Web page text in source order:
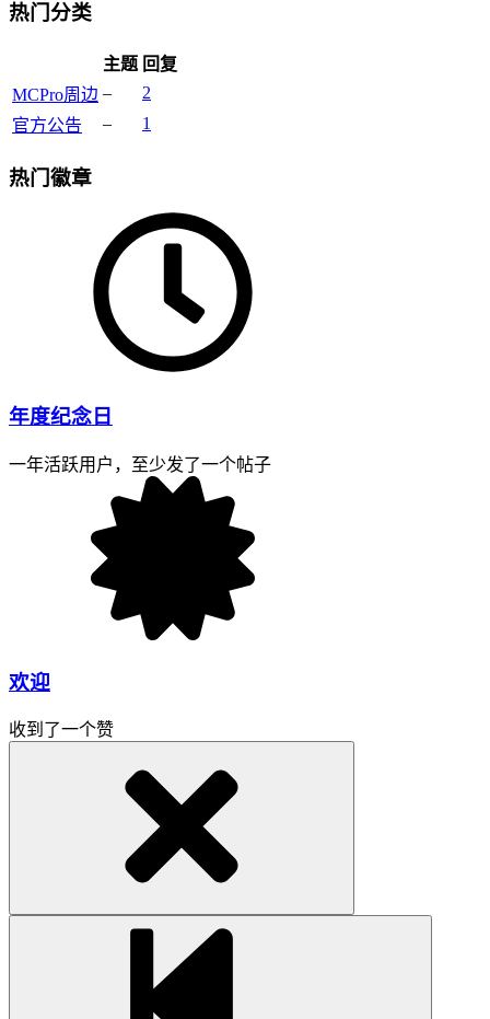
热门分类
主题 回复
MCPro周边 –
2
官方公告
– 1
热门徽章
年度纪念日
一年活跃用户，至少发了一个帖子
欢迎
收到了一个赞